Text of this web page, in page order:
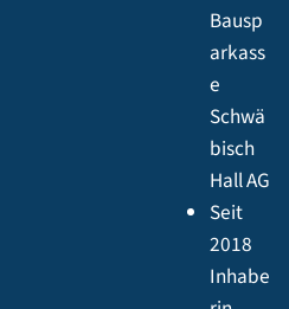
Bausp
arkass
e
Schwä
bisch
Hall AG
Seit
2018
Inhabe